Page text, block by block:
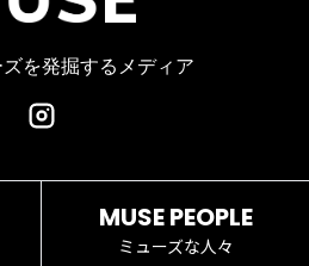
#小売業 #経営
を発掘するメディア
MUSE PEOPLE
ミューズな人々